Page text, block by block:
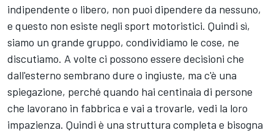
indipendente o libero, non puoi dipendere da nessuno,
e questo non esiste negli sport motoristici. Quindi sì,
siamo un grande gruppo, condividiamo le cose, ne
discutiamo. A volte ci possono essere decisioni che
dall'esterno sembrano dure o ingiuste, ma c'è una
spiegazione, perché quando hai centinaia di persone
che lavorano in fabbrica e vai a trovarle, vedi la loro
impazienza. Quindi è una struttura completa e bisogna